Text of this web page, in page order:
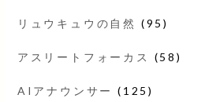
リュウキュウの自然 (95)
アスリートフォーカス (58)
AIアナウンサー (125)